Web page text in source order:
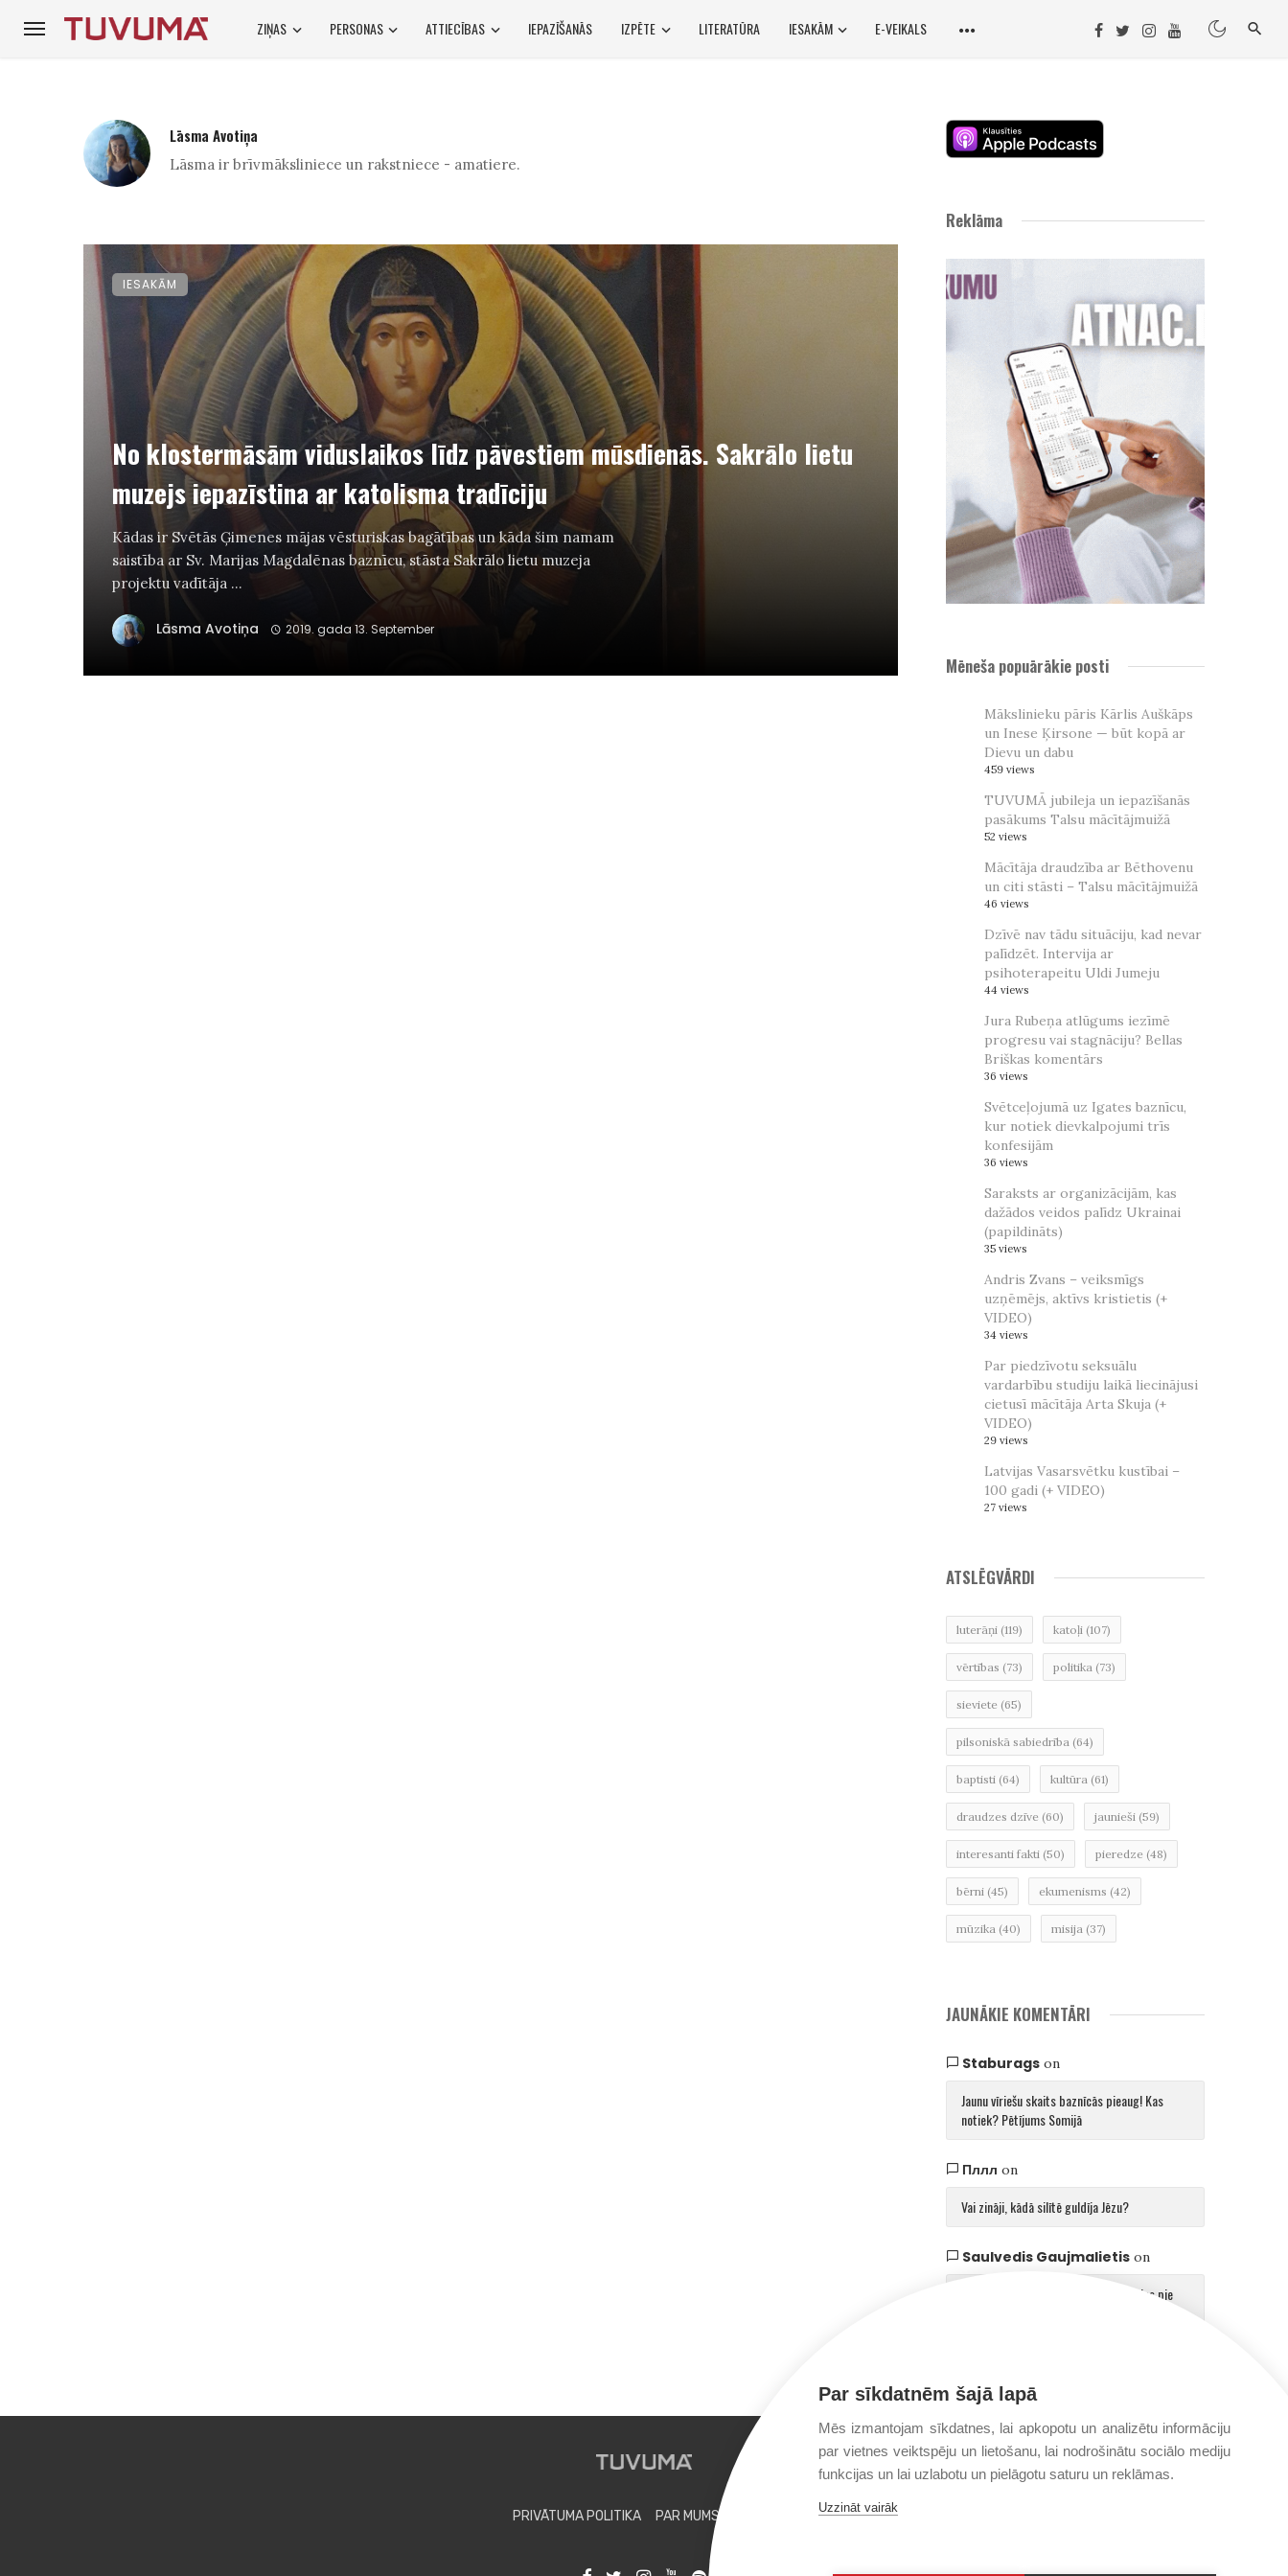
ZIŅAS PERSONAS ATTIECĪBAS IEPAZĪŠANĀS IZPĒTE LITERATŪRA IESAKĀM E-VEIKALS
Lāsma Avotiņa
Lāsma ir brīvmāksliniece un rakstniece - amatiere.
No klostermāsām viduslaikos līdz pāvestiem mūsdienās. Sakrālo lietu
muzejs iepazīstina ar katolisma tradīciju
Kādas ir Svētās Ģimenes mājas vēsturiskas bagātības un kāda šim namam
saistība ar Sv. Marijas Magdalēnas baznīcu, stāsta Sakrālo lietu muzeja
projektu vadītāja ...
Lāsma Avotiņa 2019. gada 13. September
IESAKĀM
Reklāma
Mēneša popuārākie posti
Mākslinieku pāris Kārlis Auškāps
un Inese Ķirsone — būt kopā ar
Dievu un dabu
459 views
TUVUMĀ jubileja un iepazīšanās
pasākums Talsu mācītājmuižā
52 views
Mācītāja draudzība ar Bēthovenu
un citi stāsti – Talsu mācītājmuižā
46 views
Dzīvē nav tādu situāciju, kad nevar
palīdzēt. Intervija ar
psihoterapeitu Uldi Jumeju
44 views
Jura Rubeņa atlūgums iezīmē
progresu vai stagnāciju? Bellas
Briškas komentārs
36 views
Svētceļojumā uz Igates baznīcu,
kur notiek dievkalpojumi trīs
konfesijām
36 views
Saraksts ar organizācijām, kas
dažādos veidos palīdz Ukrainai
(papildināts)
35 views
Andris Zvans – veiksmīgs
uzņēmējs, aktīvs kristietis (+
VIDEO)
34 views
Par piedzīvotu seksuālu
vardarbību studiju laikā liecinājusi
cietusī mācītāja Arta Skuja (+
VIDEO)
29 views
Latvijas Vasarsvētku kustībai –
100 gadi (+ VIDEO)
27 views
ATSLĒGVĀRDI
luterāņi (119) katoļi (107)
vērtības (73) politika (73)
sieviete (65)
pilsoniskā sabiedrība (64)
baptisti (64) kultūra (61)
draudzes dzīve (60) jaunieši (59)
interesanti fakti (50) pieredze (48)
bērni (45) ekumenisms (42)
mūzika (40) misija (37)
JAUNĀKIE KOMENTĀRI
Staburagson
Jaunu vīriešu skaits baznīcās pieaug! Kas
notiek? Pētījums Somijā
Пллл on
Vai zināji, kādā silītē guldīja Jēzu?
Saulvedis Gaujmalietison
Arhibīskaps Aglonā mudina atgriezties pie
PRIVĀTUMA POLITIKA PAR MUMS
Par sīkdatnēm šajā lapā
Mēs izmantojam sīkdatnes, lai apkopotu un analizētu informāciju
par vietnes veiktspēju un lietošanu, lai nodrošinātu sociālo mediju
funkcijas un lai uzlabotu un pielāgotu saturu un reklāmas.
Uzzināt vairāk